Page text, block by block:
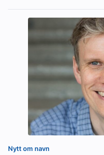
Nytt om navn